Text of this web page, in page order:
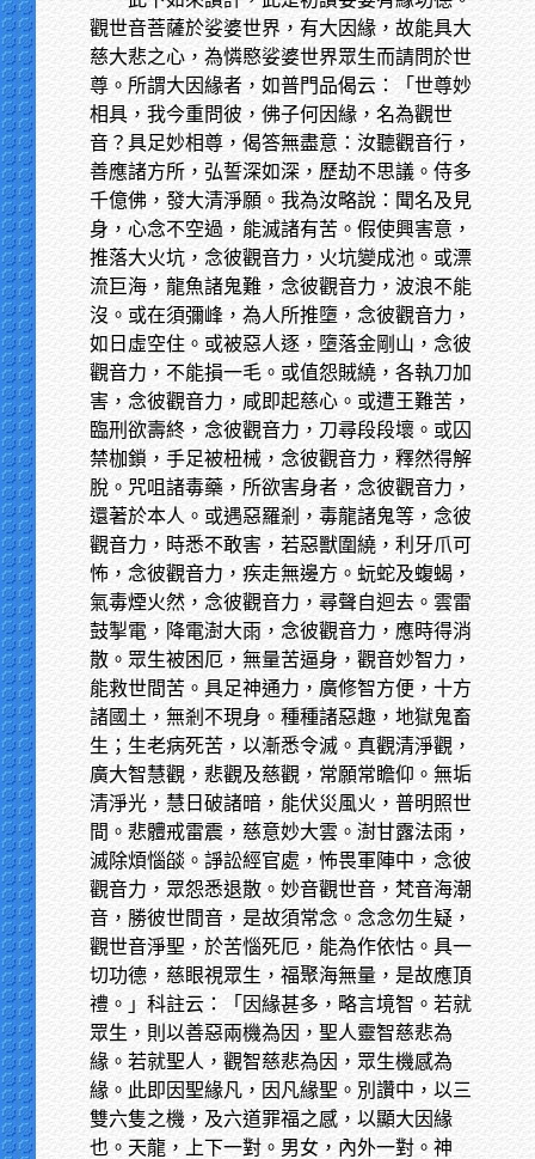
觀世音菩薩於娑婆世界，有大因緣，故能具大
慈大悲之心，為憐愍娑婆世界眾生而請問於世
尊。所謂大因緣者，如普門品偈云：「世尊妙
相具，我今重問彼，佛子何因緣，名為觀世
音？具足妙相尊，偈答無盡意：汝聽觀音行，
善應諸方所，弘誓深如深，歷劫不思議。侍多
千億佛，發大清淨願。我為汝略說：聞名及見
身，心念不空過，能滅諸有苦。假使興害意，
推落大火坑，念彼觀音力，火坑變成池。或漂
流巨海，龍魚諸鬼難，念彼觀音力，波浪不能
沒。或在須彌峰，為人所推墮，念彼觀音力，
如日虛空住。或被惡人逐，墮落金剛山，念彼
觀音力，不能損一毛。或值怨賊繞，各執刀加
害，念彼觀音力，咸即起慈心。或遭王難苦，
臨刑欲壽終，念彼觀音力，刀尋段段壞。或囚
禁枷鎖，手足被杻械，念彼觀音力，釋然得解
脫。咒咀諸毒藥，所欲害身者，念彼觀音力，
還著於本人。或遇惡羅剎，毒龍諸鬼等，念彼
觀音力，時悉不敢害，若惡獸圍繞，利牙爪可
怖，念彼觀音力，疾走無邊方。蚖蛇及蝮蝎，
氣毒煙火然，念彼觀音力，尋聲自迴去。雲雷
鼓掣電，降電澍大雨，念彼觀音力，應時得消
散。眾生被困厄，無量苦逼身，觀音妙智力，
能救世間苦。具足神通力，廣修智方便，十方
諸國土，無剎不現身。種種諸惡趣，地獄鬼畜
生；生老病死苦，以漸悉令滅。真觀清淨觀，
廣大智慧觀，悲觀及慈觀，常願常瞻仰。無垢
清淨光，慧日破諸暗，能伏災風火，普明照世
間。悲體戒雷震，慈意妙大雲。澍甘露法雨，
滅除煩惱燄。諍訟經官處，怖畏軍陣中，念彼
觀音力，眾怨悉退散。妙音觀世音，梵音海潮
音，勝彼世間音，是故須常念。念念勿生疑，
觀世音淨聖，於苦惱死厄，能為作依怙。具一
切功德，慈眼視眾生，福聚海無量，是故應頂
禮。」科註云：「因緣甚多，略言境智。若就
眾生，則以善惡兩機為因，聖人靈智慈悲為
緣。若就聖人，觀智慈悲為因，眾生機感為
緣。此即因聖緣凡，因凡緣聖。別讚中，以三
雙六隻之機，及六道罪福之感，以顯大因緣
也。天龍，上下一對。男女，內外一對。神